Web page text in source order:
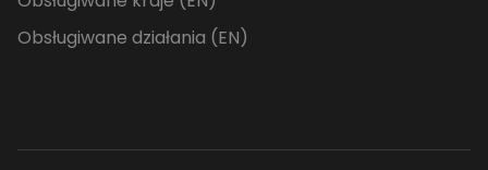
Obsługiwane działania (EN)